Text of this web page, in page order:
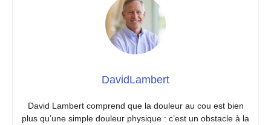
DavidLambert
David Lambert comprend que la douleur au cou est bien
plus qu’une simple douleur physique : c’est un obstacle à la